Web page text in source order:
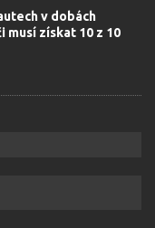
v dobách
musí získat 10 z 10